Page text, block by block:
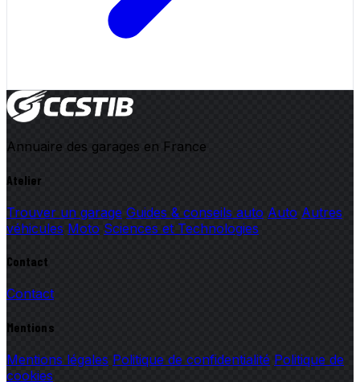
Annuaire des garages en France
Atelier
Trouver un garage Guides & conseils auto Auto Autres
véhicules Moto Sciences et Technologies
Contact
Contact
Mentions
Mentions légales Politique de confidentialité Politique de
cookies